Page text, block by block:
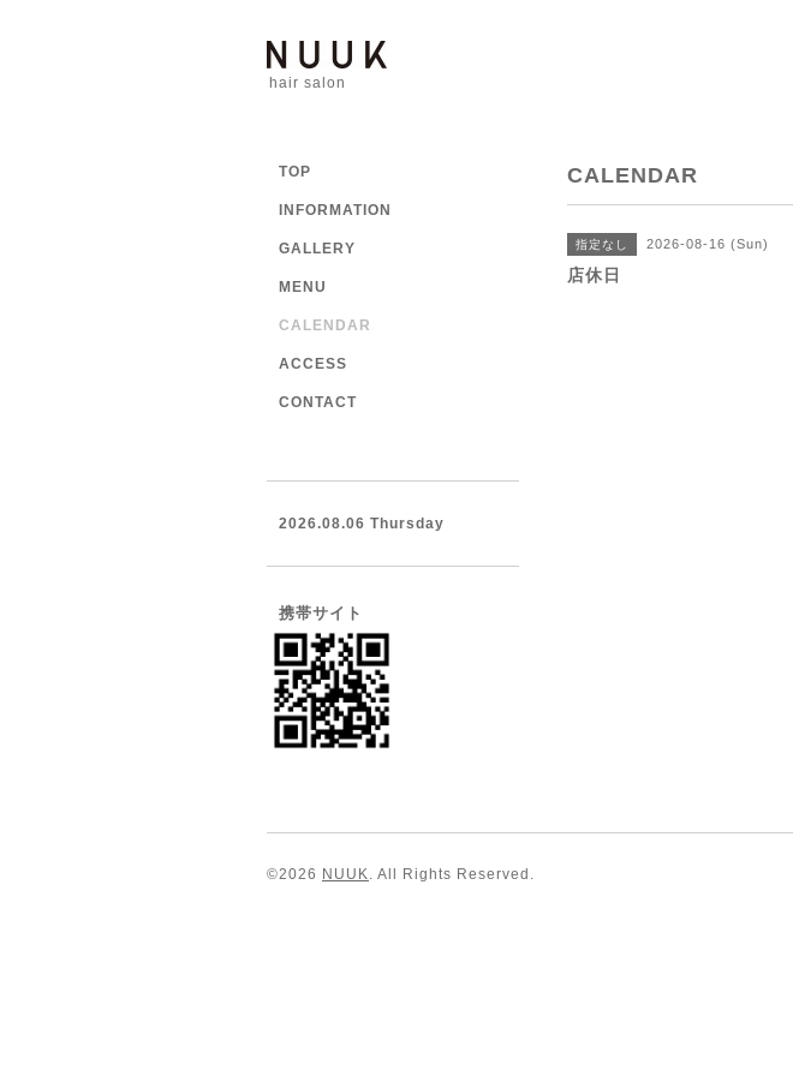
hair salon
CALENDAR
指定なし 2026-08-16 (Sun)
店休日
TOP
INFORMATION
GALLERY
MENU
CALENDAR
ACCESS
CONTACT
2026.08.06 Thursday
携帯サイト
©2026 NUUK. All Rights Reserved.